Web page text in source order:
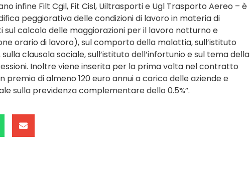
infine Filt Cgil, Fit Cisl, Uiltrasporti e Ugl Trasporto Aereo – è
peggiorativa delle condizioni di lavoro in materia di
calcolo delle maggiorazioni per il lavoro notturno e
orario di lavoro), sul comporto della malattia, sull’istituto
clausola sociale, sull’istituto dell’infortunio e sul tema della
Inoltre viene inserita per la prima volta nel contratto
premio di almeno 120 euro annui a carico delle aziende e
sulla previdenza complementare dello 0.5%”.